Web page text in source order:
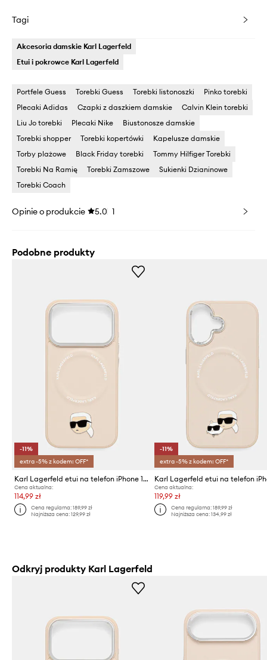
Tagi
Akcesoria damskie Karl Lagerfeld
Etui i pokrowce Karl Lagerfeld
Portfele Guess Torebki Guess Torebki listonoszki
Pinko torebki
Plecaki Adidas
Czapki z daszkiem damskie
Calvin Klein torebki
Liu Jo torebki
Plecaki Nike
Biustonosze damskie
Torebki shopper
Torebki kopertówki
Kapelusze damskie
Torby plażowe
Black Friday torebki
Tommy Hilfiger Torebki
Torebki Na Ramię
Torebki Zamszowe
Sukienki Dzianinowe
Torebki Coach
Opinie o produkcie 5.0 1
Podobne produkty
-11%
extra -5% z kodem: OFF*
Karl Lagerfeld etui na telefon iPhone 17 Pro
Cena aktualna:
114,99 zł
Cena regularna:189,99 zł
Najniższa cena:129,99 zł
-11%
extra -5% z kodem: OFF*
Karl Lagerfeld etui na telefon
Cena aktualna:
119,99 zł
Cena regularna: 189,99 zł
Najniższa cena: 134,99 zł
Odkryj produkty Karl Lagerfeld